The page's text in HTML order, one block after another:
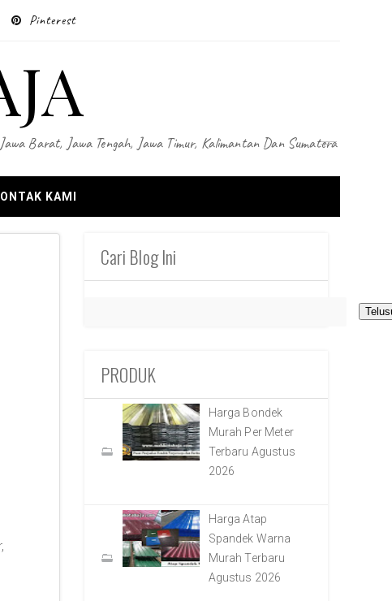
Pinterest
Barat, Jawa Tengah, Jawa Timur, Kalimantan Dan Sumatera
KAMI
Cari Blog Ini
PRODUK
Harga Bondek
Murah Per Meter
Terbaru Agustus
2026
Harga Atap
Spandek Warna
Murah Terbaru
Agustus 2026